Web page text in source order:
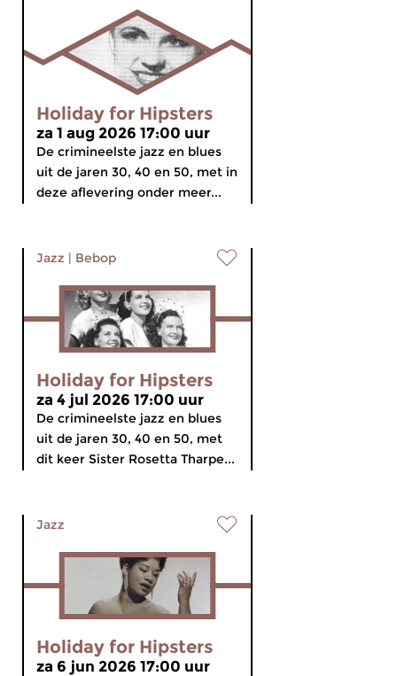
Holiday for Hipsters
za 1 aug 2026 17:00 uur
De crimineelste jazz en blues
uit de jaren 30, 40 en 50, met in
deze aflevering onder meer...
Jazz | Bebop
Holiday for Hipsters
za 4 jul 2026 17:00 uur
De crimineelste jazz en blues
uit de jaren 30, 40 en 50, met
dit keer Sister Rosetta Tharpe...
Jazz
Holiday for Hipsters
za 6 jun 2026 17:00 uur